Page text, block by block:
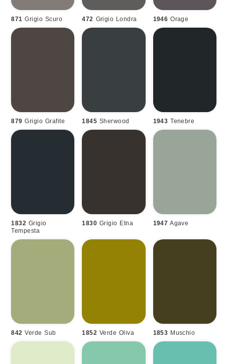
871 Grigio Scuro 472 Grigio Londra 1946 Orage
879 Grigio Grafite 1845 Sherwood 1943 Tenebre
1832 Grigio
Tempesta
1830 Grigio Etna 1947 Agave
842 Verde Sub 1852 Verde Oliva 1853 Muschio